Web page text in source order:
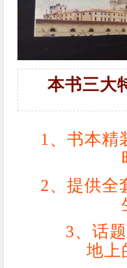
本书三大
1、书本精
2、提供全
3、话题
地上